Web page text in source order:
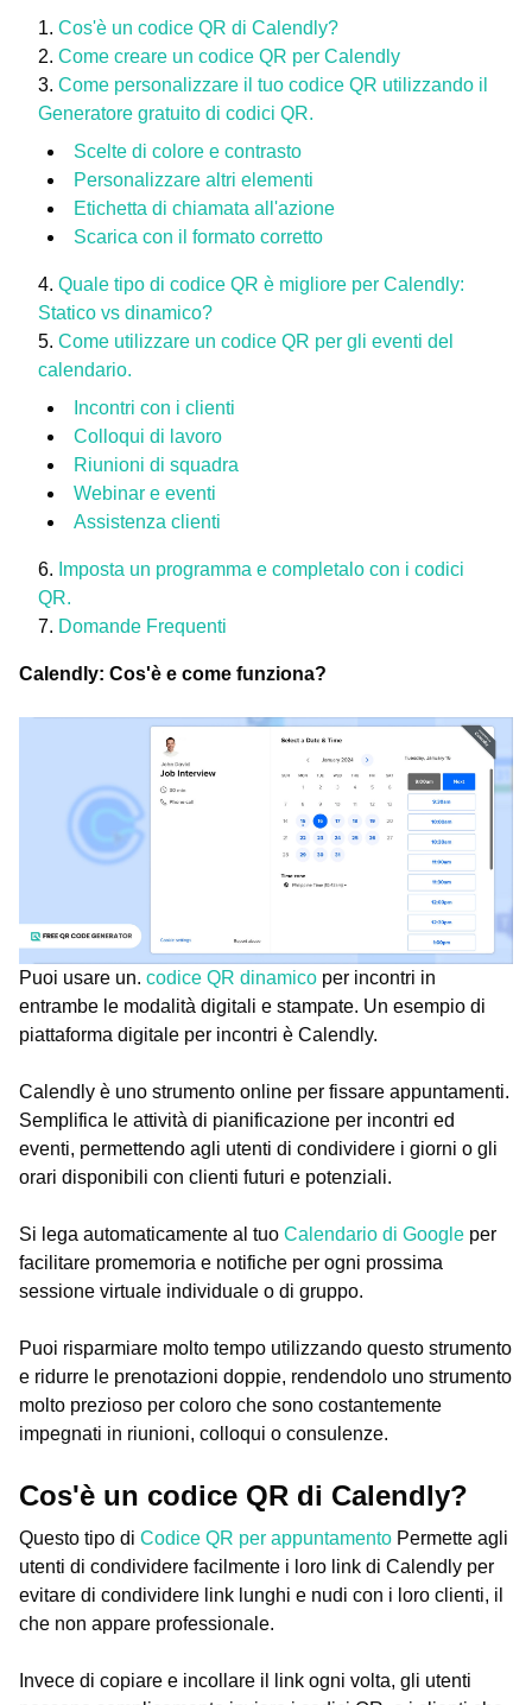
Cos'è un codice QR di Calendly?
Come creare un codice QR per Calendly
Come personalizzare il tuo codice QR utilizzando il
Generatore gratuito di codici QR.
Scelte di colore e contrasto
Personalizzare altri elementi
Etichetta di chiamata all'azione
Scarica con il formato corretto
Quale tipo di codice QR è migliore per Calendly:
Statico vs dinamico?
Come utilizzare un codice QR per gli eventi del
calendario.
Incontri con i clienti
Colloqui di lavoro
Riunioni di squadra
Webinar e eventi
Assistenza clienti
Imposta un programma e completalo con i codici
QR.
Domande Frequenti
Calendly: Cos'è e come funziona?
Puoi usare un. codice QR dinamico per incontri in
entrambe le modalità digitali e stampate. Un esempio di
piattaforma digitale per incontri è Calendly.
Calendly è uno strumento online per fissare appuntamenti.
Semplifica le attività di pianificazione per incontri ed
eventi, permettendo agli utenti di condividere i giorni o gli
orari disponibili con clienti futuri e potenziali.
Si lega automaticamente al tuo Calendario di Google per
facilitare promemoria e notifiche per ogni prossima
sessione virtuale individuale o di gruppo.
Puoi risparmiare molto tempo utilizzando questo strumento
e ridurre le prenotazioni doppie, rendendolo uno strumento
molto prezioso per coloro che sono costantemente
impegnati in riunioni, colloqui o consulenze.
Cos'è un codice QR di Calendly?
Questo tipo di Codice QR per appuntamento Permette agli
utenti di condividere facilmente i loro link di Calendly per
evitare di condividere link lunghi e nudi con i loro clienti, il
che non appare professionale.
Invece di copiare e incollare il link ogni volta, gli utenti